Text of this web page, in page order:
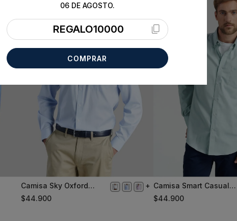
XL
Camisa Sky Oxford
Smart Casual
$44.900
S
Camisa Smart Casual
Oxford Sc Green
$44.900
06 DE AGOSTO.
REGALO10000
COMPRAR